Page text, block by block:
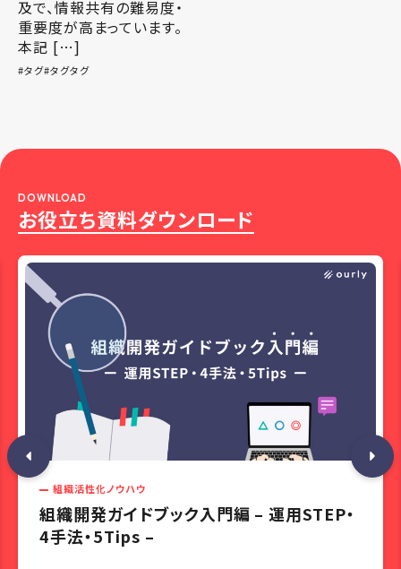
及で、情報共有の難易度・
重要度が高まっています。
本記 […]
タグ タグタグ
お役立ち資料ダウンロード
DOWNLOAD
組織活性化ノウハウ
組織開発ガイドブック入門編 – 運用STEP・
4手法・5Tips –